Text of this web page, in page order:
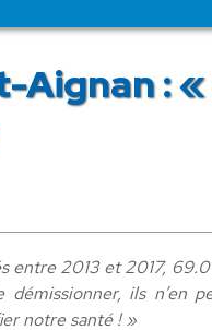
Aignan :
2013 et 2017,
ils n’en
notre santé ! »